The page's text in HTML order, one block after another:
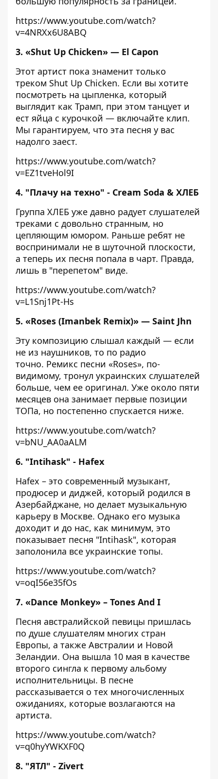
https://www.youtube.com/watch?
v=4NRXx6U8ABQ
3. «Shut Up Chicken» — El Capon
Этот артист пока знаменит только
треком Shut Up Chicken. Если вы хотите
посмотреть на цыпленка, который
выглядит как Трамп, при этом танцует и
ест яйца с курочкой — включайте клип.
Мы гарантируем, что эта песня у вас
надолго заест.
https://www.youtube.com/watch?
v=EZ1tveHol9I
4. "Плачу на техно" - Cream Soda & ХЛЕБ
Группа ХЛЕБ уже давно радует слушателей
треками с довольно странным, но
цепляющим юмором. Раньше ребят не
воспринимали не в шуточной плоскости,
а теперь их песня попала в чарт. Правда,
лишь в "перепетом" виде.
https://www.youtube.com/watch?
v=L1Snj1Pt-Hs
5. «Roses (Imanbek Remix)» — Saint Jhn
Эту композицию слышал каждый — если
не из наушников, то по радио
точно. Ремикс песни «Roses», по-
видимому, тронул украинских слушателей
больше, чем ее оригинал. Уже около пяти
месяцев она занимает первые позиции
ТОПа, но постепенно спускается ниже.
https://www.youtube.com/watch?
v=bNU_AA0aALM
6. "Intihask" - Hafex
Hafex – это современный музыкант,
продюсер и диджей, который родился в
Азербайджане, но делает музыкальную
карьеру в Москве. Однако его музыка
доходит и до нас, как минимум, это
показывает песня "Intihask", которая
заполонила все украинские топы.
https://www.youtube.com/watch?
v=oqI56e35fOs
7. «Dance Monkey» – Tones And I
Песня австралийской певицы пришлась
по душе слушателям многих стран
Европы, а также Австралии и Новой
Зеландии. Она вышла 10 мая в качестве
второго сингла к первому альбому
исполнительницы. В песне
рассказывается о тех многочисленных
ожиданиях, которые возлагаются на
артиста.
https://www.youtube.com/watch?
v=q0hyYWKXF0Q
8. "ЯТЛ" - Zivert